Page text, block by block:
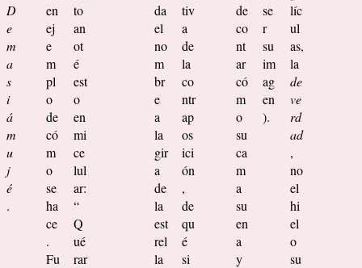
D
e
m
a
s
i
á
m
u
j
é
.
en
ej
e
m
pl
o
de
có
m
o
se
ha
ce
.
Fu
to
an
ot
é
est
o
en
mi
ce
lul
ar:
“
Q
ué
rar
da
el
no
m
br
e
a
la
gir
a
de
la
est
rel
la
tiv
a
de
la
co
ntr
ap
os
ici
ón
,
de
qu
é
si
de
co
nt
ar
có
m
o
su
ca
m
a
su
en
a
y
se
r
su
im
ag
en
).
líc
ul
as,
la
de
ve
rd
ad
,
no
el
hi
el
o
su